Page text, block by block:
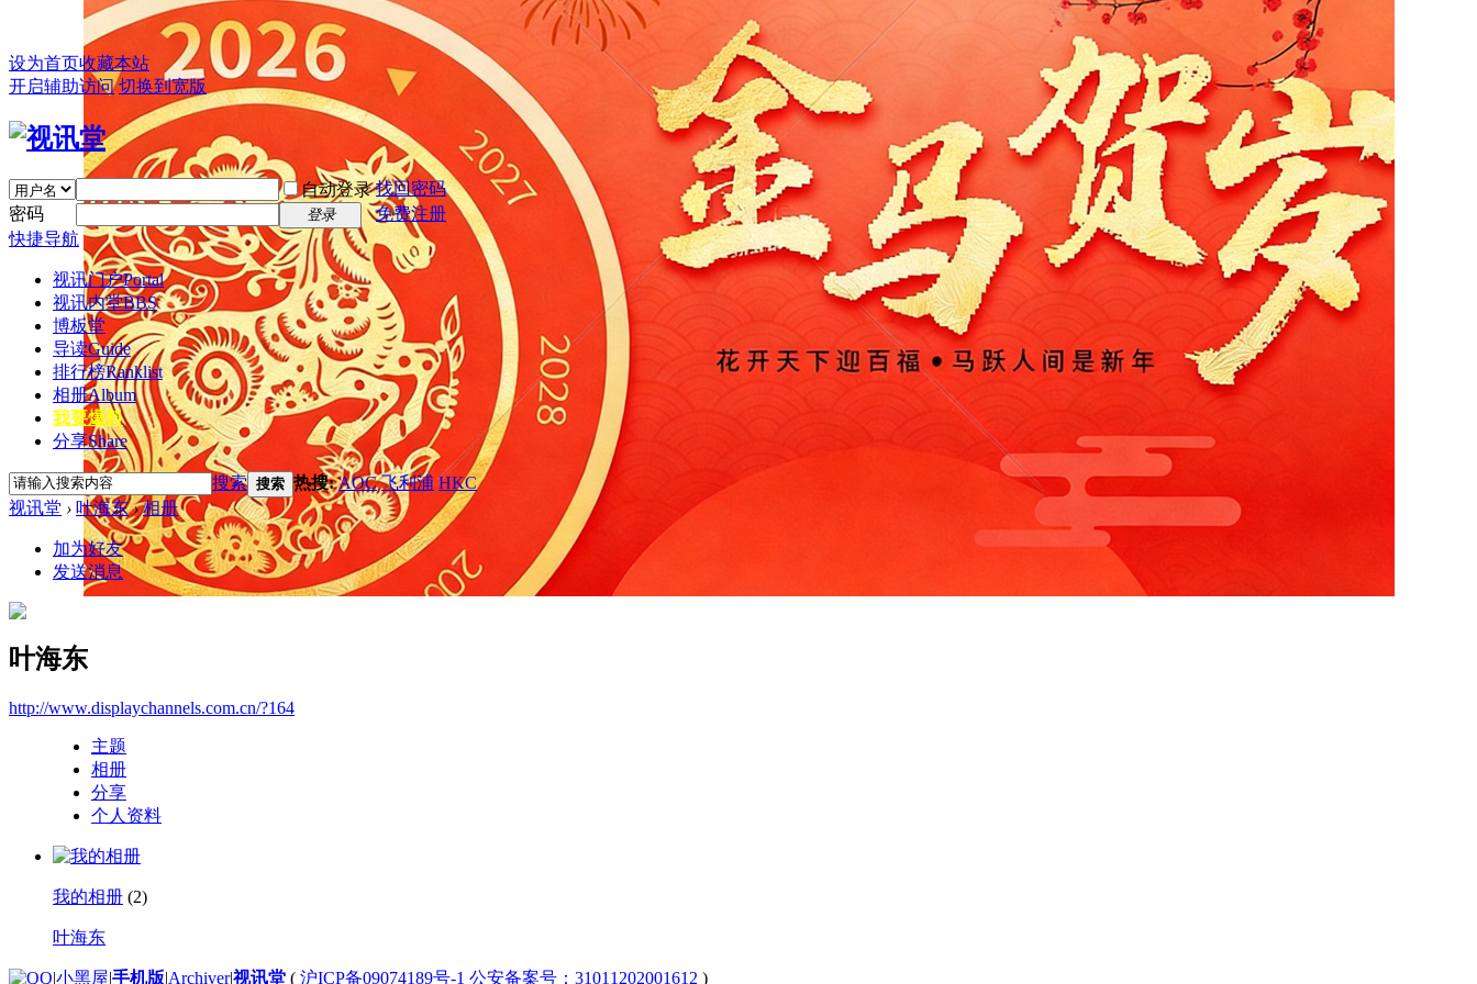
设为首页收藏本站
开启辅助访问 切换到宽版
自动登录 找回密码
密码
登录
免费注册
快捷导航
视讯门户Portal
视讯内堂BBS
博板堂
导读Guide
排行榜Ranklist
相册Album
我要爆料
分享Share
搜索 搜索 热搜:AOC 飞利浦 HKC
视讯堂 › 叶海东 › 相册
加为好友
发送消息
叶海东
http://www.displaychannels.com.cn/?164
主题
相册
分享
个人资料
我的相册 (2)
叶海东
|小黑屋|手机版|Archiver|视讯堂 ( 沪ICP备09074189号-1 公安备案号：31011202001612 )